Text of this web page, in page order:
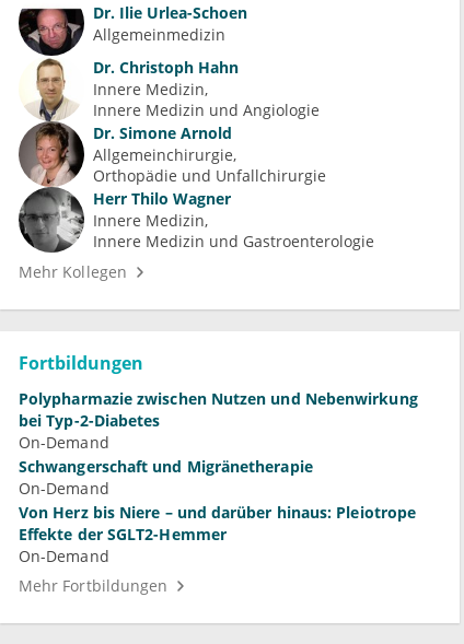
Dr. Ilie Urlea-Schoen
Allgemeinmedizin
Dr. Christoph Hahn
Innere Medizin
Innere Medizin und Angiologie
Dr. Simone Arnold
Allgemeinchirurgie
Orthopädie und Unfallchirurgie
Herr Thilo Wagner
Innere Medizin
Innere Medizin und Gastroenterologie
Mehr Kollegen
Fortbildungen
Polypharmazie zwischen Nutzen und Nebenwirkung
bei Typ-2-Diabetes
On-Demand
Schwangerschaft und Migränetherapie
On-Demand
Von Herz bis Niere – und darüber hinaus: Pleiotrope
Effekte der SGLT2-Hemmer
On-Demand
Mehr Fortbildungen